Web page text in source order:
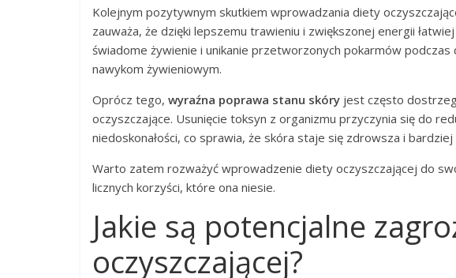
Kolejnym pozytywnym skutkiem wprowadzania diety
zauważa, że dzięki lepszemu trawieniu i zwiększonej energii
świadome żywienie i unikanie przetworzonych pokarmów
nawykom żywieniowym.
Oprócz tego, wyraźna poprawa stanu skóry jest często
oczyszczające. Usunięcie toksyn z organizmu przyczynia się do
niedoskonałości, co sprawia, że skóra staje się zdrowsza i bardziej
Warto zatem rozważyć wprowadzenie diety oczyszczającej do
licznych korzyści, które ona niesie.
Jakie są potencjalne
oczyszczającej?